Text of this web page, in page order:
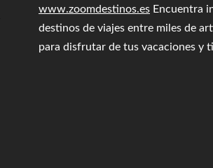
www.zoomdestinos.es Encuentra
destinos de viajes entre miles de
para disfrutar de tus vacaciones y